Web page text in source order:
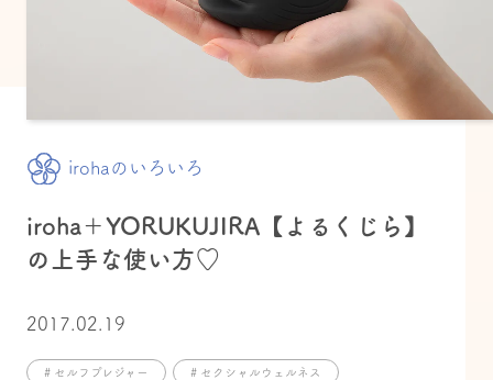
irohaのいろいろ
iroha＋YORUKUJIRA【よるくじら】
の上手な使い方♡
2017.02.19
# セルフプレジャー # セクシャルウェルネス